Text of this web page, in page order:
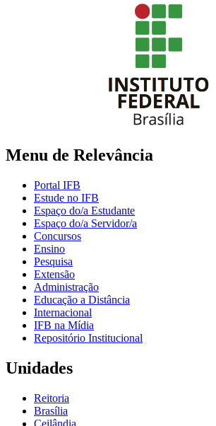
Menu de Relevância
Portal IFB
Estude no IFB
Espaço do/a Estudante
Espaço do/a Servidor/a
Concursos
Ensino
Pesquisa
Extensão
Administração
Educação a Distância
Internacional
IFB na Mídia
Repositório Institucional
Unidades
Reitoria
Brasília
Ceilândia